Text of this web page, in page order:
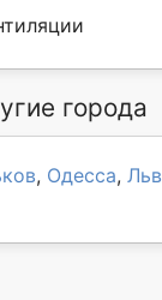
города
, Одесса,